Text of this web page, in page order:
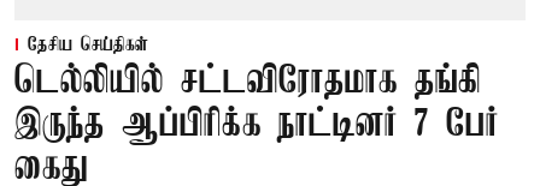
தேசிய செய்திகள்
டெல்லியில் சட்டவிரோதமாக தங்கி
இருந்த ஆப்பிரிக்க நாட்டினர் 7 பேர்
கைது